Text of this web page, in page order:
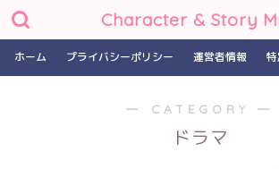
Character & Story
ホーム プライバシーポリシー 運営者情報
― CATEGORY ―
ドラマ